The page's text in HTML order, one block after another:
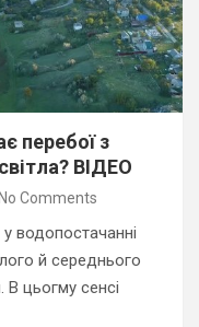
перебої з
ВІДЕО
No Comments
водопостачанні
й середнього
В цьогму сенсі